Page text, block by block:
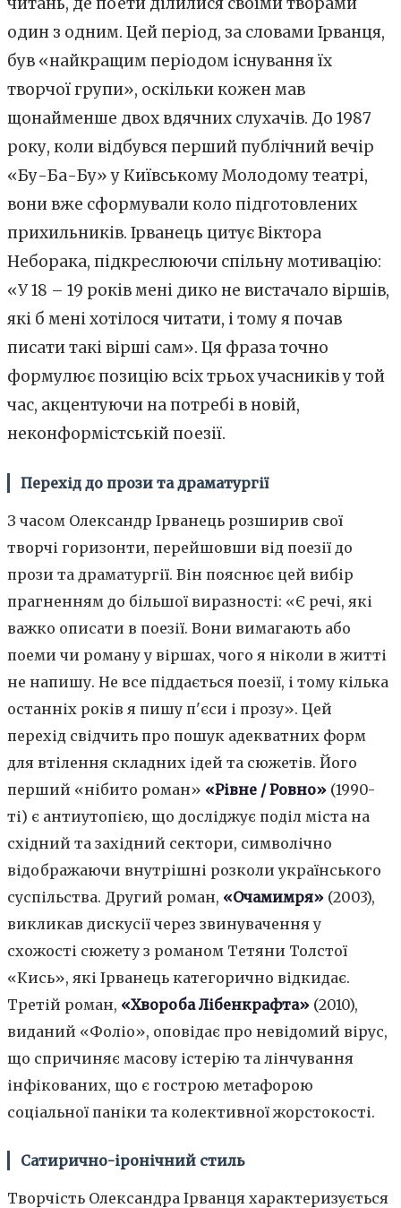
один з одним. Цей період, за словами Ірванця,
був «найкращим періодом існування їх
творчої групи», оскільки кожен мав
щонайменше двох вдячних слухачів. До 1987
року, коли відбувся перший публічний вечір
«Бу-Ба-Бу» у Київському Молодому театрі,
вони вже сформували коло підготовлених
прихильників. Ірванець цитує Віктора
Неборака, підкреслюючи спільну мотивацію:
«У 18 – 19 років мені дико не вистачало віршів,
які б мені хотілося читати, і тому я почав
писати такі вірші сам». Ця фраза точно
формулює позицію всіх трьох учасників у той
час, акцентуючи на потребі в новій,
неконформістській поезії.
Перехід до прози та драматургії
З часом Олександр Ірванець розширив свої
творчі горизонти, перейшовши від поезії до
прози та драматургії. Він пояснює цей вибір
прагненням до більшої виразності: «Є речі, які
важко описати в поезії. Вони вимагають або
поеми чи роману у віршах, чого я ніколи в житті
не напишу. Не все піддається поезії, і тому кілька
останніх років я пишу п'єси і прозу». Цей
перехід свідчить про пошук адекватних форм
для втілення складних ідей та сюжетів. Його
перший «нібито роман» «Рівне / Ровно» (1990-
ті) є антиутопією, що досліджує поділ міста на
східний та західний сектори, символічно
відображаючи внутрішні розколи українського
суспільства. Другий роман, «Очамимря» (2003),
викликав дискусії через звинувачення у
схожості сюжету з романом Тетяни Толстої
«Кись», які Ірванець категорично відкидає.
Третій роман, «Хвороба Лібенкрафта» (2010),
виданий «Фоліо», оповідає про невідомий вірус,
що спричиняє масову істерію та лінчування
інфікованих, що є гострою метафорою
соціальної паніки та колективної жорстокості.
Сатирично-іронічний стиль
Творчість Олександра Ірванця характеризується